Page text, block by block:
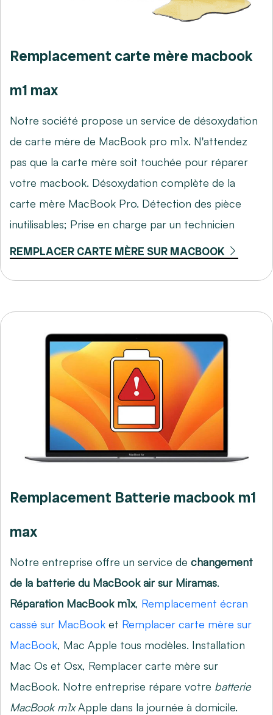
Remplacement carte mère macbook
m1 max
Notre société propose un service de désoxydation
de carte mère de MacBook pro m1x. N'attendez
pas que la carte mère soit touchée pour réparer
votre macbook. Désoxydation complète de la
carte mère MacBook Pro. Détection des pièce
inutilisables; Prise en charge par un technicien
REMPLACER CARTE MÈRE SUR MACBOOK
Remplacement Batterie macbook m1
max
Notre entreprise offre un service de changement
de la batterie du MacBook air sur Miramas.
Réparation MacBook m1x, Remplacement écran
cassé sur MacBook et Remplacer carte mère sur
MacBook, Mac Apple tous modèles. Installation
Mac Os et Osx, Remplacer carte mère sur
MacBook. Notre entreprise répare votre batterie
MacBook m1xApple dans la journée à domicile.